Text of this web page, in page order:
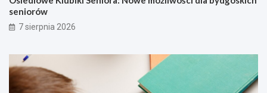
seniorów
7 sierpnia 2026